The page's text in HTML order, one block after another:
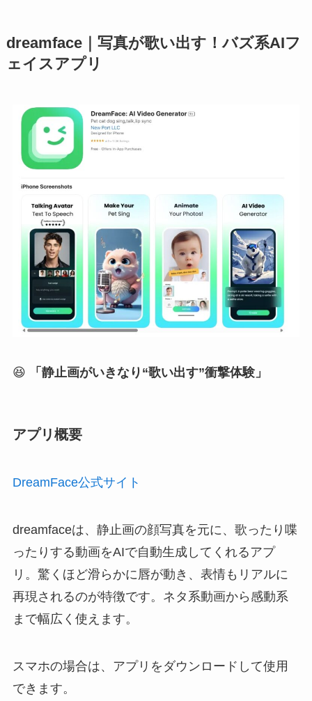
dreamface｜写真が歌い出す！バズ系AIフ
ェイスアプリ
😆 「静止画がいきなり“歌い出す”衝撃体験」
アプリ概要
DreamFace公式サイト
dreamfaceは、静止画の顔写真を元に、歌ったり喋
ったりする動画をAIで自動生成してくれるアプ
リ。驚くほど滑らかに唇が動き、表情もリアルに
再現されるのが特徴です。ネタ系動画から感動系
まで幅広く使えます。
スマホの場合は、アプリをダウンロードして使用
できます。